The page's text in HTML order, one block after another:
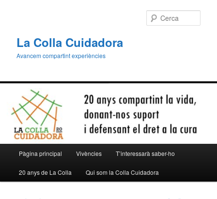
La Colla Cuidadora
Avancem compartint experiències
principal
Pàgina principal Vivències T’interessarà saber-ho
20 anys de La Colla Qui som la Colla Cuidadora